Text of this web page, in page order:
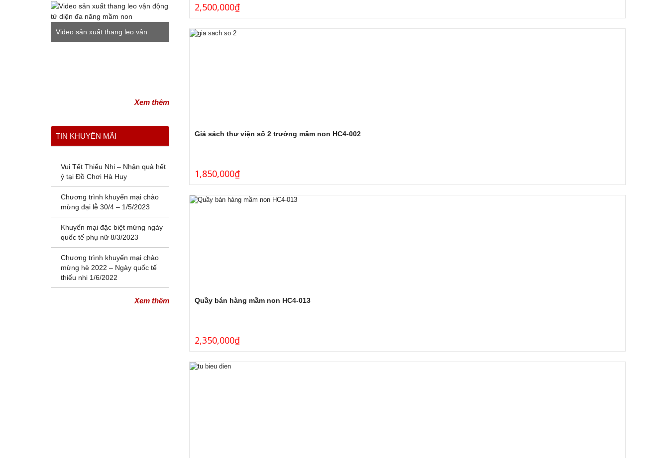
2,500,000₫
Giá sách thư viện số 2 trường mầm non HC4-002
1,850,000₫
Quầy bán hàng mầm non HC4-013
2,350,000₫
Video sản xuất thang leo vận
Xem thêm
TIN KHUYẾN MÃI
Vui Tết Thiếu Nhi – Nhận quà hết
ý tại Đồ Chơi Hà Huy
Chương trình khuyến mại chào
mừng đại lễ 30/4 – 1/5/2023
Khuyến mại đặc biệt mừng ngày
quốc tế phụ nữ 8/3/2023
Chương trình khuyến mại chào
mừng hè 2022 – Ngày quốc tế
thiếu nhi 1/6/2022
Xem thêm